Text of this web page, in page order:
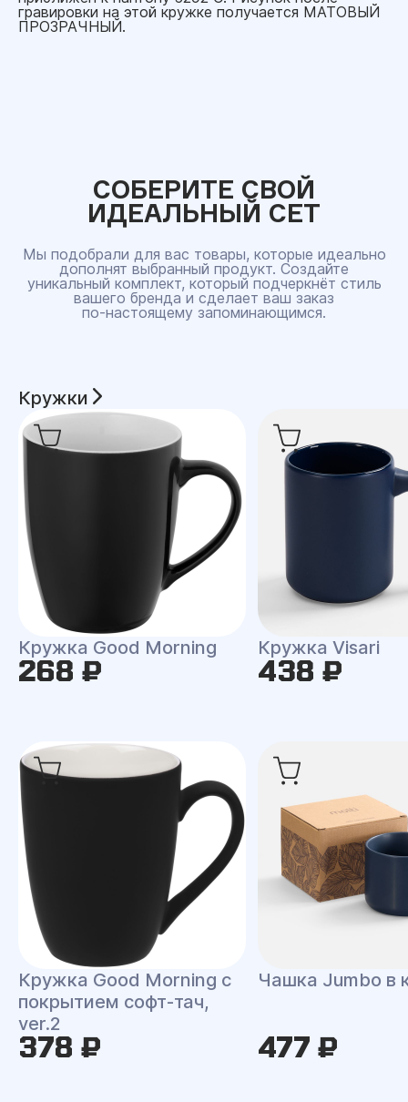
гравировки на этой кружке получается МАТОВЫЙ
ПРОЗРАЧНЫЙ.
СОБЕРИТЕ СВОЙ
ИДЕАЛЬНЫЙ СЕТ
Мы подобрали для вас товары, которые идеально
дополнят выбранный продукт. Создайте
уникальный комплект, который подчеркнёт стиль
вашего бренда и сделает ваш заказ
по‑настоящему запоминающимся.
Кружки
Кружка Good Morning
268 ₽
Кружка Visari
438 ₽
Кружка Good Morning с
покрытием софт-тач,
ver.2
378 ₽
Чашка Jumbo в
477 ₽